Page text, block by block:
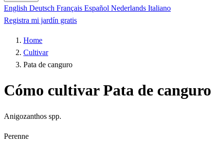
English Deutsch Français Español Nederlands Italiano
Registra mi jardín gratis
Home
Cultivar
Pata de canguro
Cómo cultivar Pata de canguro
Anigozanthos spp.
Perenne